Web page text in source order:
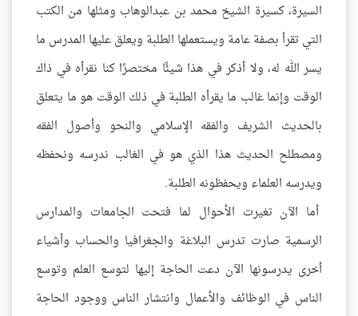
السيرة، كسيرة الشيخ محمد بن عبدالوهاب ومثلها من الكتب
التي تقرأ بصفة عامة ويستعملها الطلبة ويعلق عليها المدرس ما
يسر الله له، ولا أذكر في هذا شيئًا مختصرًا كنا نقرأه في ذاك
الوقت وإنما غالب ما يقرأه الطلبة في ذلك الوقت هو ما يتعلق
بالحديث الشريف والفقه الإسلامي والنحو وأصول الفقه
ومصطلح الحديث هذا الذي هو في الغالب ندرسه ونحفظه
ويدرسه العلماء ويحفظونه الطلبة.
أما الآن تغيرت الأحوال لما فتحت الجامعات والمدارس
الرسمية صارت تدرس البلاغة والجغرافيا والحساب وأشياء
أخرى يدرسونها الآن دعت الحاجة إليها لتوسع العلم وتوسع
الناس في الوظائف والأعمال وانتشار الناس ووجود الحاجة